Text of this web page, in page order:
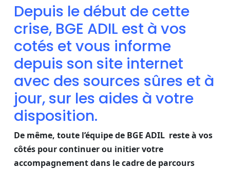
Depuis le début de cette
crise, BGE ADIL est à vos
cotés et vous informe
depuis son site internet
avec des sources sûres et à
jour, sur les aides à votre
disposition.
De même, toute l’équipe de BGE ADIL reste à vos
côtés pour continuer ou initier votre
accompagnement dans le cadre de parcours